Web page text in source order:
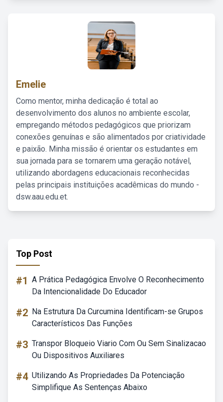
Emelie
Como mentor, minha dedicação é total ao
desenvolvimento dos alunos no ambiente escolar,
empregando métodos pedagógicos que priorizam
conexões genuínas e são alimentados por criatividade
e paixão. Minha missão é orientar os estudantes em
sua jornada para se tornarem uma geração notável,
utilizando abordagens educacionais reconhecidas
pelas principais instituições acadêmicas do mundo -
dsw.aau.edu.et.
Top Post
#1 A Prática Pedagógica Envolve O Reconhecimento
Da Intencionalidade Do Educador
#2 Na Estrutura Da Curcumina Identificam-se Grupos
Característicos Das Funções
#3 Transpor Bloqueio Viario Com Ou Sem Sinalizacao
Ou Dispositivos Auxiliares
#4 Utilizando As Propriedades Da Potenciação
Simplifique As Sentenças Abaixo